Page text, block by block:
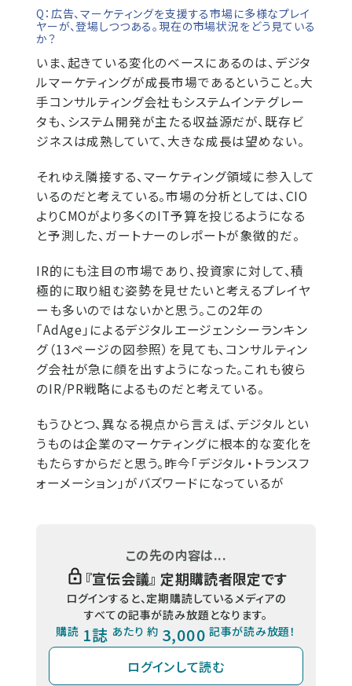
Q：広告、マーケティングを支援する市場に多様なプレイ
ヤーが、登場しつつある。現在の市場状況をどう見ている
か？
いま、起きている変化のベースにあるのは、デジタ
ルマーケティングが成長市場であるということ。大
手コンサルティング会社もシステムインテグレー
タも、システム開発が主たる収益源だが、既存ビ
ジネスは成熟していて、大きな成長は望めない。
それゆえ隣接する、マーケティング領域に参入して
いるのだと考えている。市場の分析としては、CIO
よりCMOがより多くのIT予算を投じるようになる
と予測した、ガートナーのレポートが象徴的だ。
IR的にも注目の市場であり、投資家に対して、積
極的に取り組む姿勢を見せたいと考えるプレイヤ
ーも多いのではないかと思う。この2年の
「AdAge」によるデジタルエージェンシーランキン
グ（13ページの図参照）を見ても、コンサルティン
グ会社が急に顔を出すようになった。これも彼ら
のIR/PR戦略によるものだと考えている。
もうひとつ、異なる視点から言えば、デジタルとい
うものは企業のマーケティングに根本的な変化を
もたらすからだと思う。昨今「デジタル・トランスフ
ォーメーション」がバズワードになっているが
この先の内容は...
『宣伝会議』 定期購読者限定です
ログインすると、定期購読しているメディアの
すべての記事が読み放題となります。
購読 1誌 あたり 約 3,000 記事が読み放題！
ログインして読む